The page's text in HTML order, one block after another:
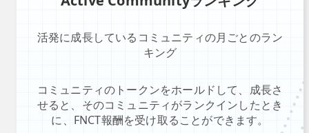
活発に成長しているコミュニティの月ごとのラン
キング
コミュニティのトークンをホールドして、成長さ
せると、そのコミュニティがランクインしたとき
に、FNCT報酬を受け取ることができます。